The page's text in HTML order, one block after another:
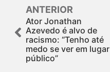
ANTERIOR
Ator Jonathan
Azevedo é alvo de
racismo: “Tenho até
medo se ver em lugar
público”